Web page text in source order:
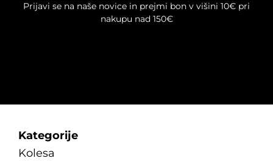
Prijavi se na naše novice in prejmi bon v višini 10€ pri
nakupu nad 150€
Kategorije
Kolesa